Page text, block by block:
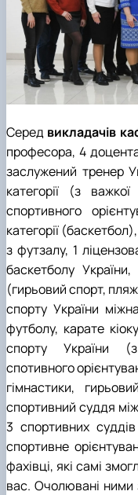
Серед викладачів
професора, 4
заслужений тренер
категорії (з
спортивного
категорії
з футзалу, 1
баскетболу
(гирьовий спорт,
спорту України
футболу, карате
спорту України
спотивного
гімнастики,
спортивний суддя
3 спортивних суддів
спортивне
фахівці, які самі
вас. Очолювані ними